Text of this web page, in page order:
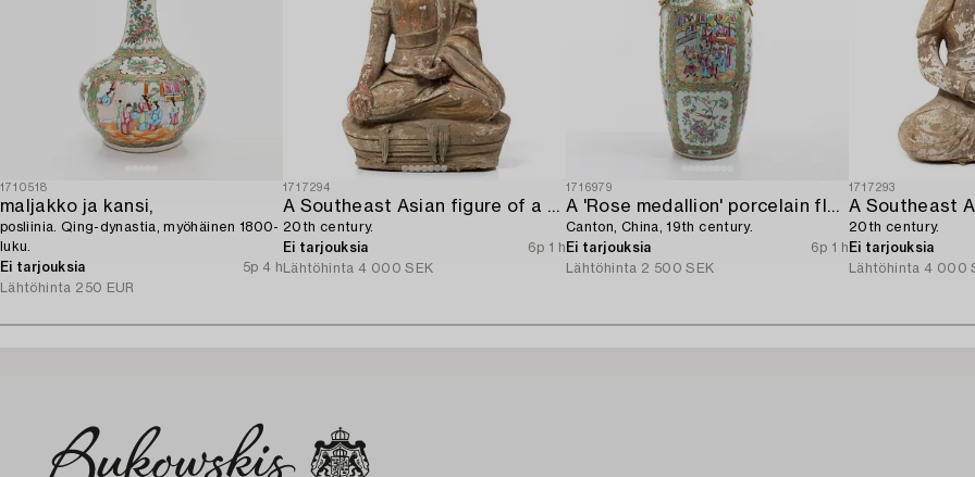
1710518
maljakko ja kansi,
posliinia. Qing-dynastia, myöhäinen 1800-
luku.
Ei tarjouksia
5p 4 h
Lähtöhinta 250 EUR
1717294
A Southeast Asian figure of a Buddha,
20th century.
Ei tarjouksia
6p 1 h
Lähtöhinta 4 000 SEK
1716979
A 'Rose medallion' porcelain floorvase,
Canton, China, 19th century.
Ei tarjouksia
6p 1 h
Lähtöhinta 2 500 SEK
1717293
20th century.
Ei tarjouksia
Lähtöhinta 4 000